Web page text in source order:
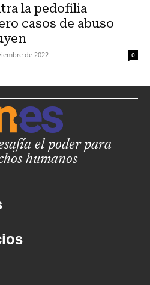
la pedofilia
casos de abuso
de 2022 0
el poder para
humanos